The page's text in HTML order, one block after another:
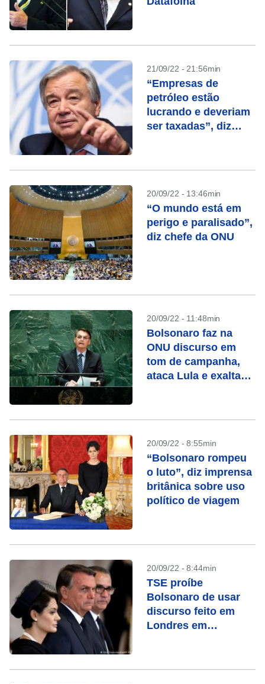
21/09/22 - 21:56min
“Empresas de
petróleo estão
lucrando e deveriam
ser taxadas”, diz
20/09/22 - 13:46min
“O mundo está em
perigo e paralisado”,
diz chefe da ONU
20/09/22 - 11:48min
Bolsonaro faz na
ONU discurso em
tom de campanha,
ataca Lula e exalta
20/09/22 - 8:55min
“Bolsonaro rompeu
o luto”, diz imprensa
britânica sobre uso
político de viagem
20/09/22 - 8:44min
TSE proíbe
Bolsonaro de usar
discurso feito em
Londres em